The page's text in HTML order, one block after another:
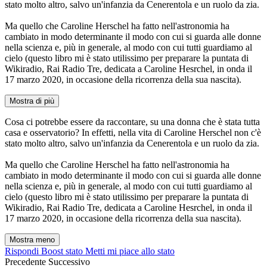
stato molto altro, salvo un'infanzia da Cenerentola e un ruolo da zia.
Ma quello che Caroline Herschel ha fatto nell'astronomia ha
cambiato in modo determinante il modo con cui si guarda alle donne
nella scienza e, più in generale, al modo con cui tutti guardiamo al
cielo (questo libro mi è stato utilissimo per preparare la puntata di
Wikiradio, Rai Radio Tre, dedicata a Caroline Hesrchel, in onda il
17 marzo 2020, in occasione della ricorrenza della sua nascita).
Mostra di più
Cosa ci potrebbe essere da raccontare, su una donna che è stata tutta
casa e osservatorio? In effetti, nella vita di Caroline Herschel non c'è
stato molto altro, salvo un'infanzia da Cenerentola e un ruolo da zia.
Ma quello che Caroline Herschel ha fatto nell'astronomia ha
cambiato in modo determinante il modo con cui si guarda alle donne
nella scienza e, più in generale, al modo con cui tutti guardiamo al
cielo (questo libro mi è stato utilissimo per preparare la puntata di
Wikiradio, Rai Radio Tre, dedicata a Caroline Hesrchel, in onda il
17 marzo 2020, in occasione della ricorrenza della sua nascita).
Mostra meno
Rispondi Boost stato Metti mi piace allo stato
Precedente Successivo